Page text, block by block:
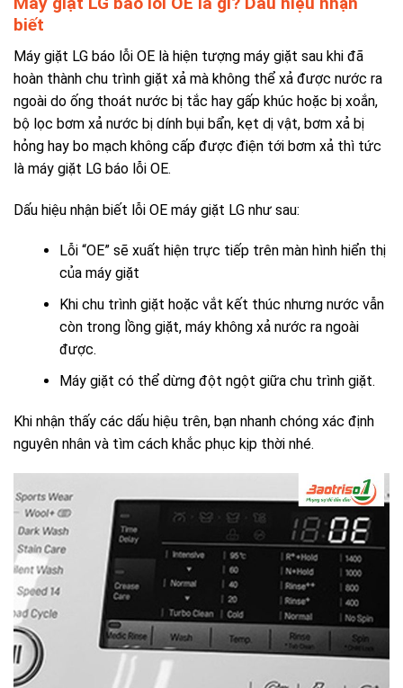
biết
Máy giặt LG báo lỗi OE là hiện tượng máy giặt sau khi đã
hoàn thành chu trình giặt xả mà không thể xả được nước ra
ngoài do ống thoát nước bị tắc hay gấp khúc hoặc bị xoắn,
bộ lọc bơm xả nước bị dính bụi bẩn, kẹt dị vật, bơm xả bị
hỏng hay bo mạch không cấp được điện tới bơm xả thì tức
là máy giặt LG báo lỗi OE.
Dấu hiệu nhận biết lỗi OE máy giặt LG như sau:
Lỗi “OE” sẽ xuất hiện trực tiếp trên màn hình hiển thị
của máy giặt
Khi chu trình giặt hoặc vắt kết thúc nhưng nước vẫn
còn trong lồng giặt, máy không xả nước ra ngoài
được.
Máy giặt có thể dừng đột ngột giữa chu trình giặt.
Khi nhận thấy các dấu hiệu trên, bạn nhanh chóng xác định
nguyên nhân và tìm cách khắc phục kịp thời nhé.